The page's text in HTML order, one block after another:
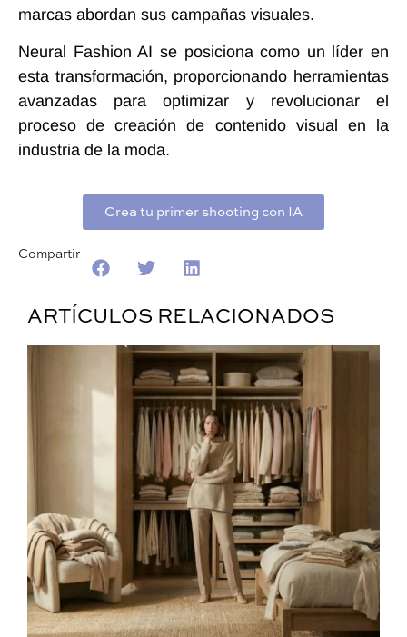
marcas abordan sus campañas visuales.
Neural Fashion AI se posiciona como un líder en
esta transformación, proporcionando herramientas
avanzadas para optimizar y revolucionar el
proceso de creación de contenido visual en la
industria de la moda.
Crea tu primer shooting con IA
Compartir
ARTÍCULOS RELACIONADOS